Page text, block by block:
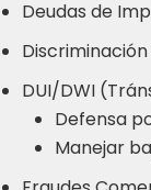
Deudas de
DUI/DWI
Defensa
Manejar